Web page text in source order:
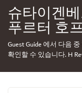
슈타이겐
푸르터 호
Guest Guide 에서 다음
확인할 수 있습니다. H